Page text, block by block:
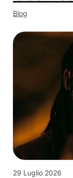
Blog
29 Luglio 2026